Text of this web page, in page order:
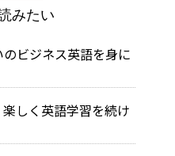
みたい
ビジネス英語を身に
しく英語学習を続け